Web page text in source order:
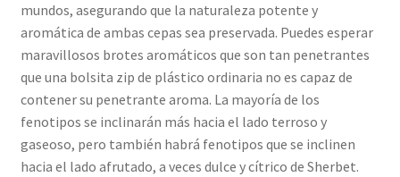
mundos, asegurando que la naturaleza potente y
aromática de ambas cepas sea preservada. Puedes esperar
maravillosos brotes aromáticos que son tan penetrantes
que una bolsita zip de plástico ordinaria no es capaz de
contener su penetrante aroma. La mayoría de los
fenotipos se inclinarán más hacia el lado terroso y
gaseoso, pero también habrá fenotipos que se inclinen
hacia el lado afrutado, a veces dulce y cítrico de Sherbet.